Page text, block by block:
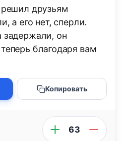
друзьям
а его нет, сперли.
задержали, он
благодаря вам
Копировать
63